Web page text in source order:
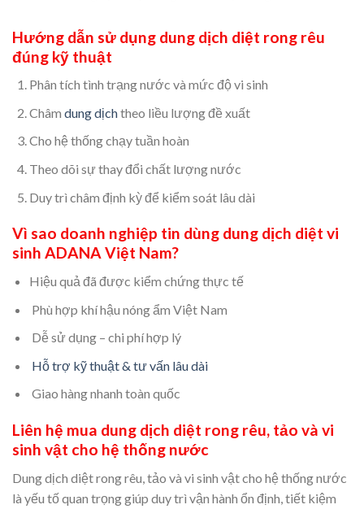
Hướng dẫn sử dụng dung dịch diệt rong rêu
đúng kỹ thuật
Phân tích tình trạng nước và mức độ vi sinh
Châm dung dịchtheo liều lượng đề xuất
Cho hệ thống chạy tuần hoàn
Theo dõi sự thay đổi chất lượng nước
Duy trì châm định kỳ để kiểm soát lâu dài
Vì sao doanh nghiệp tin dùng dung dịch diệt vi
sinh ADANA Việt Nam?
Hiệu quả đã được kiểm chứng thực tế
Phù hợp khí hậu nóng ẩm Việt Nam
Dễ sử dụng – chi phí hợp lý
Hỗ trợ kỹ thuật & tư vấn lâu dài
Giao hàng nhanh toàn quốc
Liên hệ mua dung dịch diệt rong rêu, tảo và vi
sinh vật cho hệ thống nước
Dung dịch diệt rong rêu, tảo và vi sinh vật cho hệ thống nước
là yếu tố quan trọng giúp duy trì vận hành ổn định, tiết kiệm